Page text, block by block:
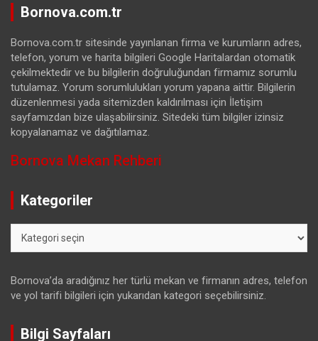
Bornova.com.tr
Bornova.com.tr sitesinde yayınlanan firma ve kurumların adres,
telefon, yorum ve harita bilgileri Google Haritalardan otomatik
çekilmektedir ve bu bilgilerin doğruluğundan firmamız sorumlu
tutulamaz. Yorum sorumlulukları yorum yapana aittir. Bilgilerin
düzenlenmesi yada sitemizden kaldırılması için İletişim
sayfamızdan bize ulaşabilirsiniz. Sitedeki tüm bilgiler izinsiz
kopyalanamaz ve dağıtılamaz.
Bornova Mekan Rehberi
Kategoriler
Bornova’da aradığınız her türlü mekan ve firmanın adres, telefon
ve yol tarifi bilgileri için yukarıdan kategori seçebilirsiniz.
Bilgi Sayfaları